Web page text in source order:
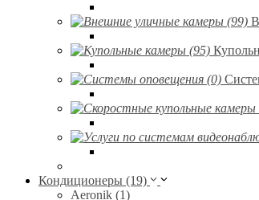
Кондиционеры (19)
Aeronik (1)